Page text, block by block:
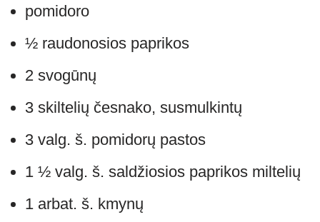
pomidoro
½ raudonosios paprikos
2 svogūnų
3 skiltelių česnako, susmulkintų
3 valg. š. pomidorų pastos
1 ½ valg. š. saldžiosios paprikos miltelių
1 arbat. š. kmynų